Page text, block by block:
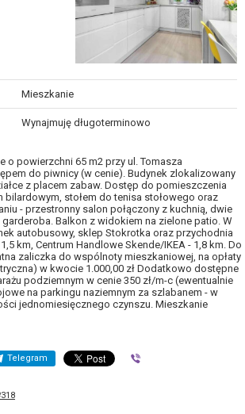
Mieszkanie
Wynajmuję długoterminowo
o powierzchni 65 m2 przy ul. Tomasza
do piwnicy (w cenie). Budynek zlokalizowany
z placem zabaw. Dostęp do pomieszczenia
bilardowym, stołem do tenisa stołowego oraz
- przestronny salon połączony z kuchnią, dwie
garderoba. Balkon z widokiem na zielone patio. W
autobusowy, sklep Stokrotka oraz przychodnia
km, Centrum Handlowe Skende/IKEA - 1,8 km. Do
zaliczka do wspólnoty mieszkaniowej, na opłaty
w kwocie 1.000,00 zł Dodatkowo dostępne
podziemnym w cenie 350 zł/m-c (ewentualnie
na parkingu naziemnym za szlabanem - w
jednomiesięcznego czynszu. Mieszkanie
Telegram